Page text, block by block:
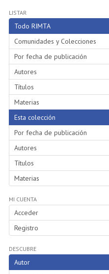
LISTAR
Todo RIMTA
Comunidades y Colecciones
Por fecha de publicación
Autores
Títulos
Materias
Esta colección
Por fecha de publicación
Autores
Títulos
Materias
MI CUENTA
Acceder
Registro
DESCUBRE
Autor